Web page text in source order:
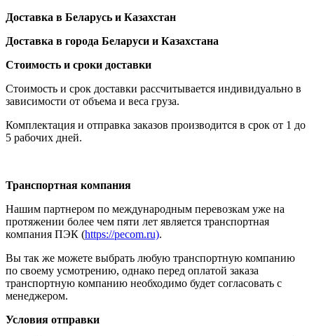
Доставка в Беларусь и Казахстан
Доставка в города Беларуси и Казахстана
Стоимость и сроки доставки
Стоимость и срок доставки рассчитывается индивидуально в
зависимости от объема и веса груза.
Комплектация и отправка заказов производится в срок от 1 до
5 рабочих дней.
Транспортная компания
Нашим партнером по международным перевозкам уже на
протяжении более чем пяти лет является транспортная
компания ПЭК (https://pecom.ru).
Вы так же можете выбрать любую транспортную компанию
по своему усмотрению, однако перед оплатой заказа
транспортную компанию необходимо будет согласовать с
менеджером.
Условия отправки